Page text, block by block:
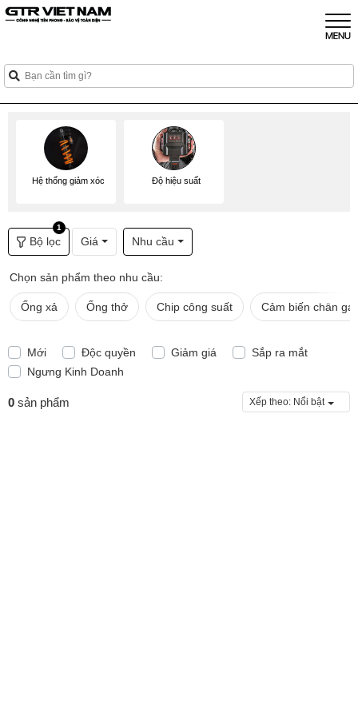
Hệ thống giảm xóc Độ hiệu suất
Bộ lọc
1
Giá Nhu cầu
Chọn sản phẩm theo nhu cầu:
Ống xả Ống thở Chip công suất Cảm biến chân ga
Mới Độc quyền Giảm giá
Sắp ra mắt
Ngưng Kinh Doanh
0 sản phẩm Xếp theo: Nổi bật